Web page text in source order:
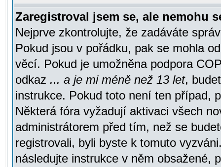
Zaregistroval jsem se, ale nemohu
Nejprve zkontrolujte, že zadáváte
Pokud jsou v pořádku, pak se mohla
věcí. Pokud je umožněna podpora
odkaz ... a je mi méně než 13 let,
instrukce. Pokud toto není ten případ,
Některá fóra vyžadují aktivaci všech
administrátorem před tím, než se
registrovali, byli byste k tomuto
následujte instrukce v něm obsažené,